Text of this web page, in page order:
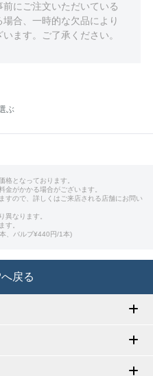
にご注文いただいている
合、一時的な欠品により
ます。ご了承ください。
ぶ
格となっております。
金がかかる場合がございます。
すので、詳しくはご来店される店舗にお問い
異なります。
す。
、バルブ¥440円/1本)
戻る